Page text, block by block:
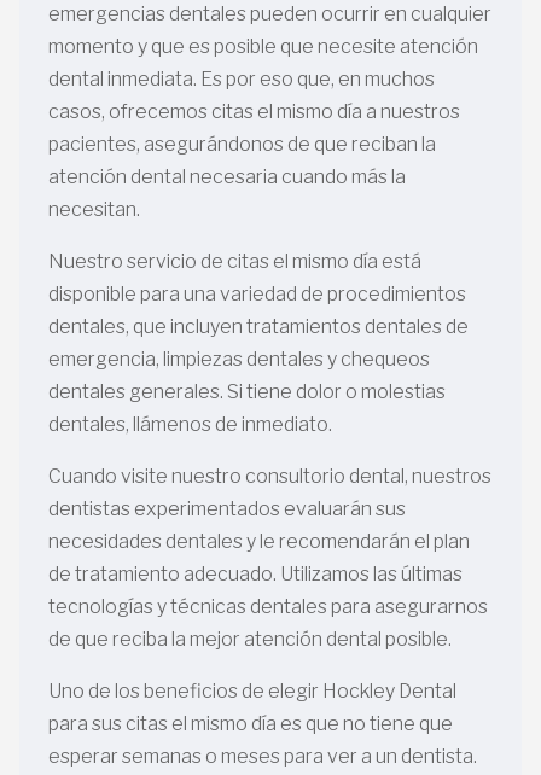
emergencias dentales pueden ocurrir en cualquier
momento y que es posible que necesite atención
dental inmediata. Es por eso que, en muchos
casos, ofrecemos citas el mismo día a nuestros
pacientes, asegurándonos de que reciban la
atención dental necesaria cuando más la
necesitan.
Nuestro servicio de citas el mismo día está
disponible para una variedad de procedimientos
dentales, que incluyen tratamientos dentales de
emergencia, limpiezas dentales y chequeos
dentales generales. Si tiene dolor o molestias
dentales, llámenos de inmediato.
Cuando visite nuestro consultorio dental, nuestros
dentistas experimentados evaluarán sus
necesidades dentales y le recomendarán el plan
de tratamiento adecuado. Utilizamos las últimas
tecnologías y técnicas dentales para asegurarnos
de que reciba la mejor atención dental posible.
Uno de los beneficios de elegir Hockley Dental
para sus citas el mismo día es que no tiene que
esperar semanas o meses para ver a un dentista.